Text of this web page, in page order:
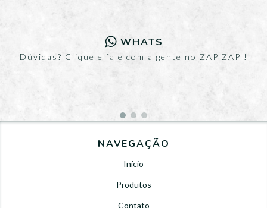
WHATS
Dúvidas? Clique e fale com a gente no ZAP ZAP !
NAVEGAÇÃO
Início
Produtos
Contato